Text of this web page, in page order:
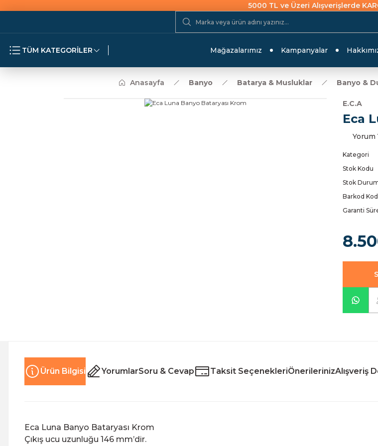
5000 TL ve Üzeri Alışverişlerde
TÜM KATEGORİLER Mağazalarımız Kampanyalar
Anasayfa Banyo Batarya & Musluklar Banyo &
E.C.A
Eca
Yorum
Kategori
Stok Kodu
Stok
Barkod
Garanti
Ürün Bilgisi YorumlarSoru & Cevap Taksit SeçenekleriÖnerilerinizAlışveriş
Eca Luna Banyo Bataryası Krom
Çıkış ucu uzunluğu 146 mm’dir.